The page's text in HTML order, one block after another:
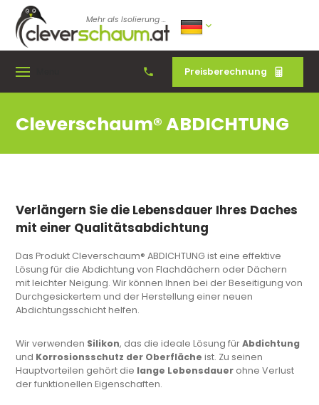
Mehr als Isolierung ...
Preisberechnung
Cleverschaum® ABDICHTUNG
Verlängern Sie die Lebensdauer Ihres Daches
mit einer Qualitätsabdichtung
Das Produkt Cleverschaum® ABDICHTUNG ist eine effektive
Lösung für die Abdichtung von Flachdächern oder Dächern
mit leichter Neigung. Wir können Ihnen bei der Beseitigung von
Durchgesickertem und der Herstellung einer neuen
Abdichtungsschicht helfen.
Wir verwenden Silikon, das die ideale Lösung fürAbdichtung
und Korrosionsschutz der Oberfläche ist. Zu seinen
Hauptvorteilen gehört die lange Lebensdauer ohne Verlust
der funktionellen Eigenschaften.